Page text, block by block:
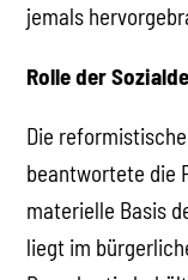
jemals
Rolle der
Die
beantwortete die
materielle Basis
liegt im